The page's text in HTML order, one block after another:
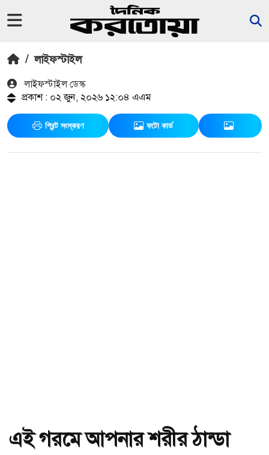
/ লাইফস্টাইল
লাইফস্টাইল ডেস্ক
প্রকাশ : ০২ জুন, ২০২৬ ১২:০৪ এএম
প্রিন্ট সংস্করণ ফটো কার্ড
এই গরমে আপনার শরীর ঠান্ডা